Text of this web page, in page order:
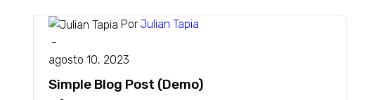
PorJulian Tapia
-
agosto 10, 2023
Simple Blog Post (Demo)